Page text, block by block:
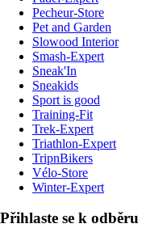
Pecheur-Store
Pet and Garden
Slowood Interior
Smash-Expert
Sneak'In
Sneakids
Sport is good
Training-Fit
Trek-Expert
Triathlon-Expert
TripnBikers
Vélo-Store
Winter-Expert
Přihlaste se k